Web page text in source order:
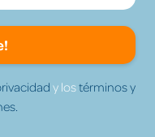
y lostérminos y